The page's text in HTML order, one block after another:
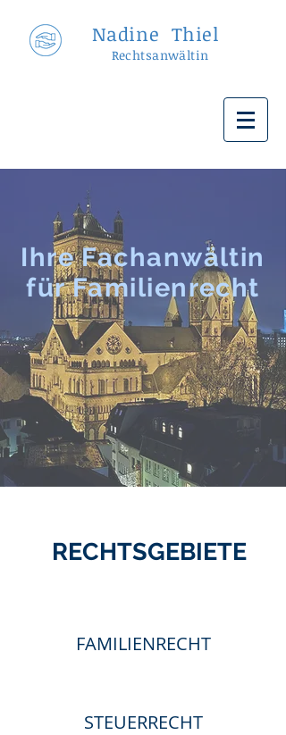
Nadine Thiel
Rechtsanwältin
Ihre Fachanwältin
für Familienrecht
RECHTSGEBIETE
FAMILIENRECHT
STEUERRECHT